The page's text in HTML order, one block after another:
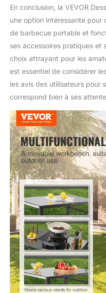
En conclusion, la VEVOR
une option intéressante
de barbecue portable et
ses accessoires pratiques et
choix attrayant pour les
est essentiel de considérer
les avis des utilisateurs pour
correspond bien à ses